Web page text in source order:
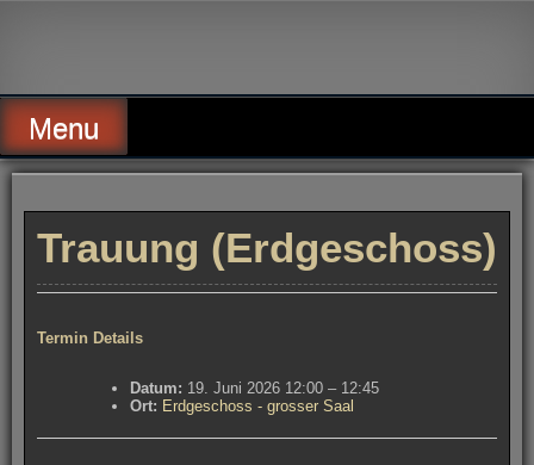
Menu
Trauung (Erdgeschoss)
Termin Details
Datum: 19. Juni 2026 12:00 – 12:45
Ort: Erdgeschoss - grosser Saal